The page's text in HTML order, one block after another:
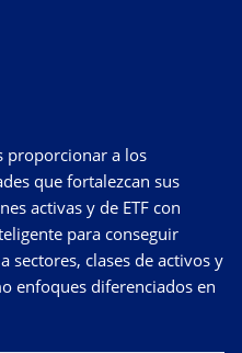
proporcionar a los
que fortalezcan sus
activas y de ETF con
para conseguir
sectores, clases de activos y
enfoques diferenciados en